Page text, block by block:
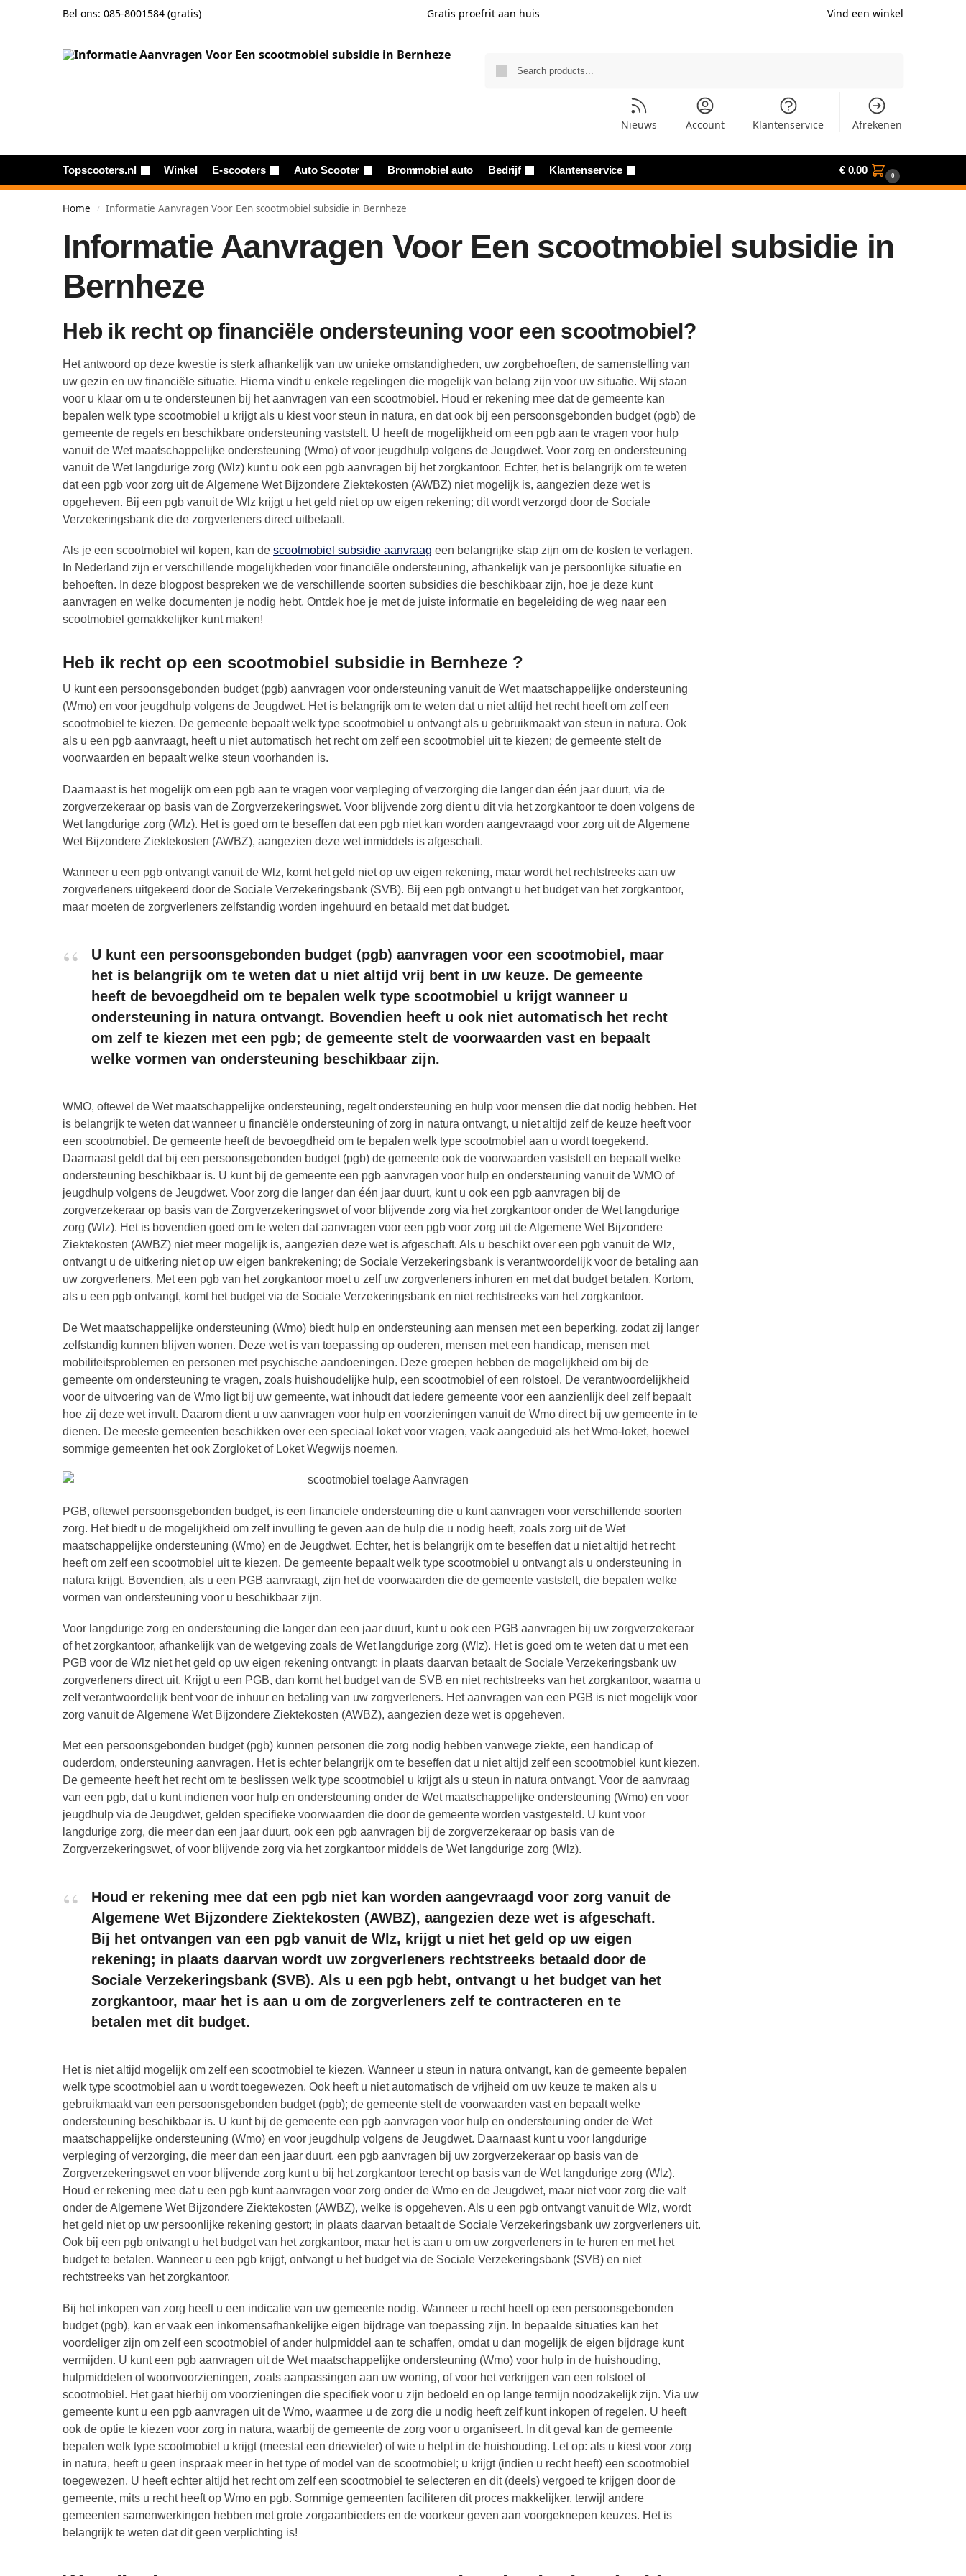
Bel ons: 085-8001584 (gratis) Gratis proefrit aan huis Vind een winkel
Nieuws Account Klantenservice Afrekenen
Topscooters.nl Winkel E-scooters Auto Scooter Brommobiel auto Bedrijf Klantenservice €0,00 0
Home / Informatie Aanvragen Voor Een scootmobiel subsidie in Bernheze
Informatie Aanvragen Voor Een scootmobiel subsidie in
Bernheze
Heb ik recht op financiële ondersteuning voor een scootmobiel?
Het antwoord op deze kwestie is sterk afhankelijk van uw unieke omstandigheden, uw zorgbehoeften, de samenstelling van
uw gezin en uw financiële situatie. Hierna vindt u enkele regelingen die mogelijk van belang zijn voor uw situatie. Wij staan
voor u klaar om u te ondersteunen bij het aanvragen van een scootmobiel. Houd er rekening mee dat de gemeente kan
bepalen welk type scootmobiel u krijgt als u kiest voor steun in natura, en dat ook bij een persoonsgebonden budget (pgb) de
gemeente de regels en beschikbare ondersteuning vaststelt. U heeft de mogelijkheid om een pgb aan te vragen voor hulp
vanuit de Wet maatschappelijke ondersteuning (Wmo) of voor jeugdhulp volgens de Jeugdwet. Voor zorg en ondersteuning
vanuit de Wet langdurige zorg (Wlz) kunt u ook een pgb aanvragen bij het zorgkantoor. Echter, het is belangrijk om te weten
dat een pgb voor zorg uit de Algemene Wet Bijzondere Ziektekosten (AWBZ) niet mogelijk is, aangezien deze wet is
opgeheven. Bij een pgb vanuit de Wlz krijgt u het geld niet op uw eigen rekening; dit wordt verzorgd door de Sociale
Verzekeringsbank die de zorgverleners direct uitbetaalt.
Als je een scootmobiel wil kopen, kan de scootmobiel subsidie aanvraag een belangrijke stap zijn om de kosten te verlagen.
In Nederland zijn er verschillende mogelijkheden voor financiële ondersteuning, afhankelijk van je persoonlijke situatie en
behoeften. In deze blogpost bespreken we de verschillende soorten subsidies die beschikbaar zijn, hoe je deze kunt
aanvragen en welke documenten je nodig hebt. Ontdek hoe je met de juiste informatie en begeleiding de weg naar een
scootmobiel gemakkelijker kunt maken!
Heb ik recht op een scootmobiel subsidie in Bernheze ?
U kunt een persoonsgebonden budget (pgb) aanvragen voor ondersteuning vanuit de Wet maatschappelijke ondersteuning
(Wmo) en voor jeugdhulp volgens de Jeugdwet. Het is belangrijk om te weten dat u niet altijd het recht heeft om zelf een
scootmobiel te kiezen. De gemeente bepaalt welk type scootmobiel u ontvangt als u gebruikmaakt van steun in natura. Ook
als u een pgb aanvraagt, heeft u niet automatisch het recht om zelf een scootmobiel uit te kiezen; de gemeente stelt de
voorwaarden en bepaalt welke steun voorhanden is.
Daarnaast is het mogelijk om een pgb aan te vragen voor verpleging of verzorging die langer dan één jaar duurt, via de
zorgverzekeraar op basis van de Zorgverzekeringswet. Voor blijvende zorg dient u dit via het zorgkantoor te doen volgens de
Wet langdurige zorg (Wlz). Het is goed om te beseffen dat een pgb niet kan worden aangevraagd voor zorg uit de Algemene
Wet Bijzondere Ziektekosten (AWBZ), aangezien deze wet inmiddels is afgeschaft.
Wanneer u een pgb ontvangt vanuit de Wlz, komt het geld niet op uw eigen rekening, maar wordt het rechtstreeks aan uw
zorgverleners uitgekeerd door de Sociale Verzekeringsbank (SVB). Bij een pgb ontvangt u het budget van het zorgkantoor,
maar moeten de zorgverleners zelfstandig worden ingehuurd en betaald met dat budget.
U kunt een persoonsgebonden budget (pgb) aanvragen voor een scootmobiel, maar
het is belangrijk om te weten dat u niet altijd vrij bent in uw keuze. De gemeente
heeft de bevoegdheid om te bepalen welk type scootmobiel u krijgt wanneer u
ondersteuning in natura ontvangt. Bovendien heeft u ook niet automatisch het recht
om zelf te kiezen met een pgb; de gemeente stelt de voorwaarden vast en bepaalt
welke vormen van ondersteuning beschikbaar zijn.
WMO, oftewel de Wet maatschappelijke ondersteuning, regelt ondersteuning en hulp voor mensen die dat nodig hebben. Het
is belangrijk te weten dat wanneer u financiële ondersteuning of zorg in natura ontvangt, u niet altijd zelf de keuze heeft voor
een scootmobiel. De gemeente heeft de bevoegdheid om te bepalen welk type scootmobiel aan u wordt toegekend.
Daarnaast geldt dat bij een persoonsgebonden budget (pgb) de gemeente ook de voorwaarden vaststelt en bepaalt welke
ondersteuning beschikbaar is. U kunt bij de gemeente een pgb aanvragen voor hulp en ondersteuning vanuit de WMO of
jeugdhulp volgens de Jeugdwet. Voor zorg die langer dan één jaar duurt, kunt u ook een pgb aanvragen bij de
zorgverzekeraar op basis van de Zorgverzekeringswet of voor blijvende zorg via het zorgkantoor onder de Wet langdurige
zorg (Wlz). Het is bovendien goed om te weten dat aanvragen voor een pgb voor zorg uit de Algemene Wet Bijzondere
Ziektekosten (AWBZ) niet meer mogelijk is, aangezien deze wet is afgeschaft. Als u beschikt over een pgb vanuit de Wlz,
ontvangt u de uitkering niet op uw eigen bankrekening; de Sociale Verzekeringsbank is verantwoordelijk voor de betaling aan
uw zorgverleners. Met een pgb van het zorgkantoor moet u zelf uw zorgverleners inhuren en met dat budget betalen. Kortom,
als u een pgb ontvangt, komt het budget via de Sociale Verzekeringsbank en niet rechtstreeks van het zorgkantoor.
De Wet maatschappelijke ondersteuning (Wmo) biedt hulp en ondersteuning aan mensen met een beperking, zodat zij langer
zelfstandig kunnen blijven wonen. Deze wet is van toepassing op ouderen, mensen met een handicap, mensen met
mobiliteitsproblemen en personen met psychische aandoeningen. Deze groepen hebben de mogelijkheid om bij de
gemeente om ondersteuning te vragen, zoals huishoudelijke hulp, een scootmobiel of een rolstoel. De verantwoordelijkheid
voor de uitvoering van de Wmo ligt bij uw gemeente, wat inhoudt dat iedere gemeente voor een aanzienlijk deel zelf bepaalt
hoe zij deze wet invult. Daarom dient u uw aanvragen voor hulp en voorzieningen vanuit de Wmo direct bij uw gemeente in te
dienen. De meeste gemeenten beschikken over een speciaal loket voor vragen, vaak aangeduid als het Wmo-loket, hoewel
sommige gemeenten het ook Zorgloket of Loket Wegwijs noemen.
PGB, oftewel persoonsgebonden budget, is een financiele ondersteuning die u kunt aanvragen voor verschillende soorten
zorg. Het biedt u de mogelijkheid om zelf invulling te geven aan de hulp die u nodig heeft, zoals zorg uit de Wet
maatschappelijke ondersteuning (Wmo) en de Jeugdwet. Echter, het is belangrijk om te beseffen dat u niet altijd het recht
heeft om zelf een scootmobiel uit te kiezen. De gemeente bepaalt welk type scootmobiel u ontvangt als u ondersteuning in
natura krijgt. Bovendien, als u een PGB aanvraagt, zijn het de voorwaarden die de gemeente vaststelt, die bepalen welke
vormen van ondersteuning voor u beschikbaar zijn.
Voor langdurige zorg en ondersteuning die langer dan een jaar duurt, kunt u ook een PGB aanvragen bij uw zorgverzekeraar
of het zorgkantoor, afhankelijk van de wetgeving zoals de Wet langdurige zorg (Wlz). Het is goed om te weten dat u met een
PGB voor de Wlz niet het geld op uw eigen rekening ontvangt; in plaats daarvan betaalt de Sociale Verzekeringsbank uw
zorgverleners direct uit. Krijgt u een PGB, dan komt het budget van de SVB en niet rechtstreeks van het zorgkantoor, waarna u
zelf verantwoordelijk bent voor de inhuur en betaling van uw zorgverleners. Het aanvragen van een PGB is niet mogelijk voor
zorg vanuit de Algemene Wet Bijzondere Ziektekosten (AWBZ), aangezien deze wet is opgeheven.
Met een persoonsgebonden budget (pgb) kunnen personen die zorg nodig hebben vanwege ziekte, een handicap of
ouderdom, ondersteuning aanvragen. Het is echter belangrijk om te beseffen dat u niet altijd zelf een scootmobiel kunt kiezen.
De gemeente heeft het recht om te beslissen welk type scootmobiel u krijgt als u steun in natura ontvangt. Voor de aanvraag
van een pgb, dat u kunt indienen voor hulp en ondersteuning onder de Wet maatschappelijke ondersteuning (Wmo) en voor
jeugdhulp via de Jeugdwet, gelden specifieke voorwaarden die door de gemeente worden vastgesteld. U kunt voor
langdurige zorg, die meer dan een jaar duurt, ook een pgb aanvragen bij de zorgverzekeraar op basis van de
Zorgverzekeringswet, of voor blijvende zorg via het zorgkantoor middels de Wet langdurige zorg (Wlz).
Houd er rekening mee dat een pgb niet kan worden aangevraagd voor zorg vanuit de
Algemene Wet Bijzondere Ziektekosten (AWBZ), aangezien deze wet is afgeschaft.
Bij het ontvangen van een pgb vanuit de Wlz, krijgt u niet het geld op uw eigen
rekening; in plaats daarvan wordt uw zorgverleners rechtstreeks betaald door de
Sociale Verzekeringsbank (SVB). Als u een pgb hebt, ontvangt u het budget van het
zorgkantoor, maar het is aan u om de zorgverleners zelf te contracteren en te
betalen met dit budget.
Het is niet altijd mogelijk om zelf een scootmobiel te kiezen. Wanneer u steun in natura ontvangt, kan de gemeente bepalen
welk type scootmobiel aan u wordt toegewezen. Ook heeft u niet automatisch de vrijheid om uw keuze te maken als u
gebruikmaakt van een persoonsgebonden budget (pgb); de gemeente stelt de voorwaarden vast en bepaalt welke
ondersteuning beschikbaar is. U kunt bij de gemeente een pgb aanvragen voor hulp en ondersteuning onder de Wet
maatschappelijke ondersteuning (Wmo) en voor jeugdhulp volgens de Jeugdwet. Daarnaast kunt u voor langdurige
verpleging of verzorging, die meer dan een jaar duurt, een pgb aanvragen bij uw zorgverzekeraar op basis van de
Zorgverzekeringswet en voor blijvende zorg kunt u bij het zorgkantoor terecht op basis van de Wet langdurige zorg (Wlz).
Houd er rekening mee dat u een pgb kunt aanvragen voor zorg onder de Wmo en de Jeugdwet, maar niet voor zorg die valt
onder de Algemene Wet Bijzondere Ziektekosten (AWBZ), welke is opgeheven. Als u een pgb ontvangt vanuit de Wlz, wordt
het geld niet op uw persoonlijke rekening gestort; in plaats daarvan betaalt de Sociale Verzekeringsbank uw zorgverleners uit.
Ook bij een pgb ontvangt u het budget van het zorgkantoor, maar het is aan u om uw zorgverleners in te huren en met het
budget te betalen. Wanneer u een pgb krijgt, ontvangt u het budget via de Sociale Verzekeringsbank (SVB) en niet
rechtstreeks van het zorgkantoor.
Bij het inkopen van zorg heeft u een indicatie van uw gemeente nodig. Wanneer u recht heeft op een persoonsgebonden
budget (pgb), kan er vaak een inkomensafhankelijke eigen bijdrage van toepassing zijn. In bepaalde situaties kan het
voordeliger zijn om zelf een scootmobiel of ander hulpmiddel aan te schaffen, omdat u dan mogelijk de eigen bijdrage kunt
vermijden. U kunt een pgb aanvragen uit de Wet maatschappelijke ondersteuning (Wmo) voor hulp in de huishouding,
hulpmiddelen of woonvoorzieningen, zoals aanpassingen aan uw woning, of voor het verkrijgen van een rolstoel of
scootmobiel. Het gaat hierbij om voorzieningen die specifiek voor u zijn bedoeld en op lange termijn noodzakelijk zijn. Via uw
gemeente kunt u een pgb aanvragen uit de Wmo, waarmee u de zorg die u nodig heeft zelf kunt inkopen of regelen. U heeft
ook de optie te kiezen voor zorg in natura, waarbij de gemeente de zorg voor u organiseert. In dit geval kan de gemeente
bepalen welk type scootmobiel u krijgt (meestal een driewieler) of wie u helpt in de huishouding. Let op: als u kiest voor zorg
in natura, heeft u geen inspraak meer in het type of model van de scootmobiel; u krijgt (indien u recht heeft) een scootmobiel
toegewezen. U heeft echter altijd het recht om zelf een scootmobiel te selecteren en dit (deels) vergoed te krijgen door de
gemeente, mits u recht heeft op Wmo en pgb. Sommige gemeenten faciliteren dit proces makkelijker, terwijl andere
gemeenten samenwerkingen hebben met grote zorgaanbieders en de voorkeur geven aan voorgeknepen keuzes. Het is
belangrijk te weten dat dit geen verplichting is!